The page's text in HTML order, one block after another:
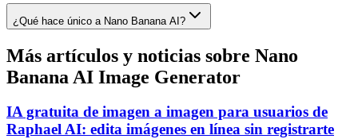
¿Qué hace único a Nano Banana AI?
Más artículos y noticias sobre Nano
Banana AI Image Generator
IA gratuita de imagen a imagen para usuarios de
Raphael AI: edita imágenes en línea sin registrarte